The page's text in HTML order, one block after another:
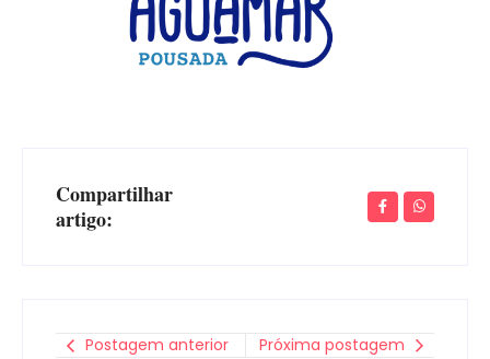
Compartilhar
artigo:
Postagem anterior Próxima postagem